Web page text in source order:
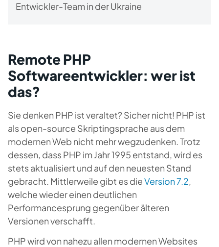
Entwickler-Team in der Ukraine
Remote PHP
Softwareentwickler: wer ist
das?
Sie denken PHP ist veraltet? Sicher nicht! PHP ist
als open-source Skriptingsprache aus dem
modernen Web nicht mehr wegzudenken. Trotz
dessen, dass PHP im Jahr 1995 entstand, wird es
stets aktualisiert und auf den neuesten Stand
gebracht. Mittlerweile gibt es dieVersion 7.2,
welche wieder einen deutlichen
Performancesprung gegenüber älteren
Versionen verschafft.
PHP wird von nahezu allen modernen Websites